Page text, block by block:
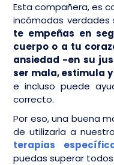
Esta compañera, es
incómodas verdades
te empeñas en
cuerpo o a tu
ansiedad -en su
ser mala, estimula
e incluso puede
correcto.
Por eso, una buena
de utilizarla a
terapias
puedas superar